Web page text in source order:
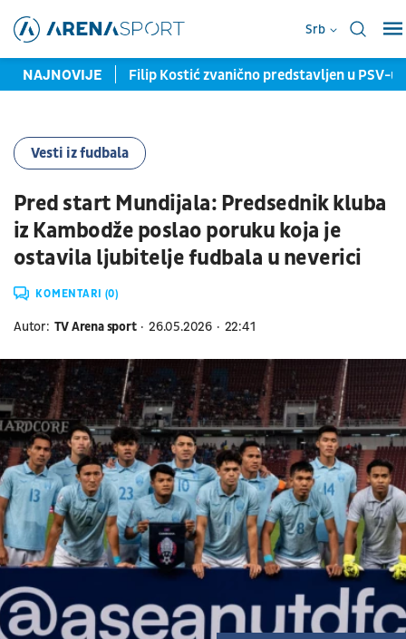
Srb
NAJNOVIJE
2028. godine Filip Kostić zvanično predstavljen u PSV-
Vesti iz fudbala
Pred start Mundijala: Predsednik kluba
iz Kambodže poslao poruku koja je
ostavila ljubitelje fudbala u neverici
KOMENTARI (0)
Autor: TV Arena sport 26.05.2026 22:41